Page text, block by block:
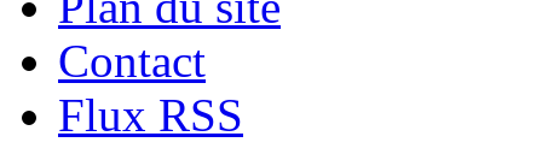
Contact
Flux RSS